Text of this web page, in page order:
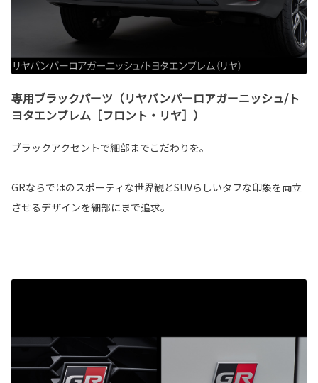
専用ブラックパーツ（リヤバンパーロアガーニッシュ/ト
ヨタエンブレム［フロント・リヤ］）
ブラックアクセントで細部までこだわりを。
GRならではのスポーティな世界観とSUVらしいタフな印象を両立
させるデザインを細部にまで追求。